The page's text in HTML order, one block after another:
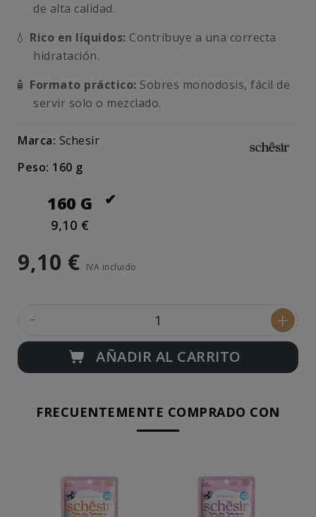
de alta calidad.
💧 Rico en líquidos: Contribuye a una correcta
hidratación.
🧴 Formato práctico: Sobres monodosis, fácil de
servir solo o mezclado.
Marca: Schesir
Peso: 160 g
160 G
9,10 €
9,10 € IVA incluido
- +
AÑADIR AL CARRITO
FRECUENTEMENTE COMPRADO CON